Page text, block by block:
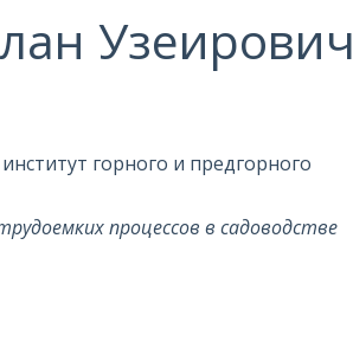
Узеирович
горного и предгорного
процессов в садоводстве